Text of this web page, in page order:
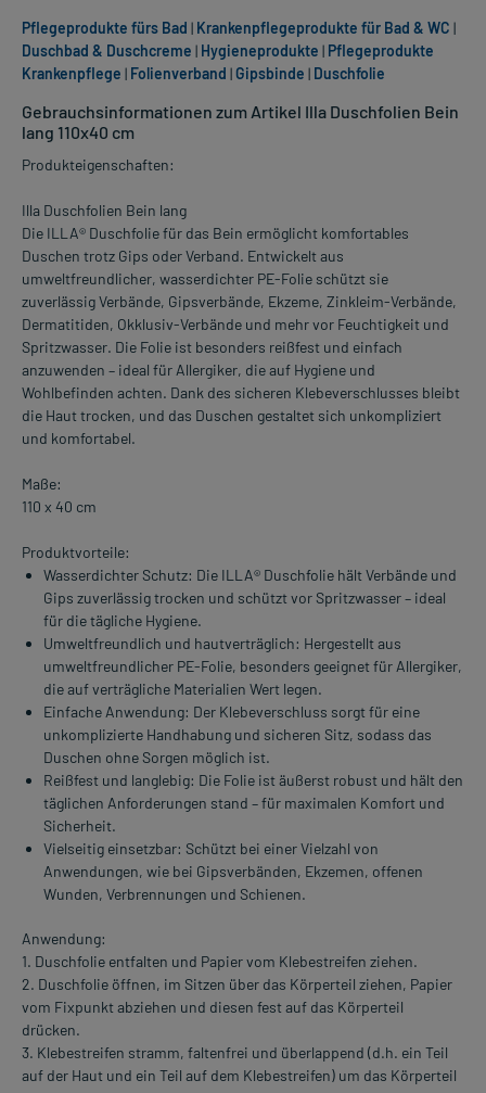
Gebrauchsinformationen zum Artikel Illa Duschfolien Bein
lang 110x40 cm
Produkteigenschaften:
Illa Duschfolien Bein lang
Die ILLA® Duschfolie für das Bein ermöglicht komfortables
Duschen trotz Gips oder Verband. Entwickelt aus
umweltfreundlicher, wasserdichter PE-Folie schützt sie
zuverlässig Verbände, Gipsverbände, Ekzeme, Zinkleim-Verbände,
Dermatitiden, Okklusiv-Verbände und mehr vor Feuchtigkeit und
Spritzwasser. Die Folie ist besonders reißfest und einfach
anzuwenden – ideal für Allergiker, die auf Hygiene und
Wohlbefinden achten. Dank des sicheren Klebeverschlusses bleibt
die Haut trocken, und das Duschen gestaltet sich unkompliziert
und komfortabel.
Maße:
110 x 40 cm
Produktvorteile:
Wasserdichter Schutz: Die ILLA® Duschfolie hält Verbände und
Gips zuverlässig trocken und schützt vor Spritzwasser – ideal
für die tägliche Hygiene.
Umweltfreundlich und hautverträglich: Hergestellt aus
umweltfreundlicher PE-Folie, besonders geeignet für Allergiker,
die auf verträgliche Materialien Wert legen.
Einfache Anwendung: Der Klebeverschluss sorgt für eine
unkomplizierte Handhabung und sicheren Sitz, sodass das
Duschen ohne Sorgen möglich ist.
Reißfest und langlebig: Die Folie ist äußerst robust und hält den
täglichen Anforderungen stand – für maximalen Komfort und
Sicherheit.
Vielseitig einsetzbar: Schützt bei einer Vielzahl von
Anwendungen, wie bei Gipsverbänden, Ekzemen, offenen
Wunden, Verbrennungen und Schienen.
Anwendung:
1. Duschfolie entfalten und Papier vom Klebestreifen ziehen.
2. Duschfolie öffnen, im Sitzen über das Körperteil ziehen, Papier
vom Fixpunkt abziehen und diesen fest auf das Körperteil
drücken.
3. Klebestreifen stramm, faltenfrei und überlappend (d.h. ein Teil
auf der Haut und ein Teil auf dem Klebestreifen) um das Körperteil
Pflegeprodukte fürs Bad | Krankenpflegeprodukte für Bad & WC |
Duschbad & Duschcreme | Hygieneprodukte | Pflegeprodukte
Krankenpflege | Folienverband |Gipsbinde | Duschfolie